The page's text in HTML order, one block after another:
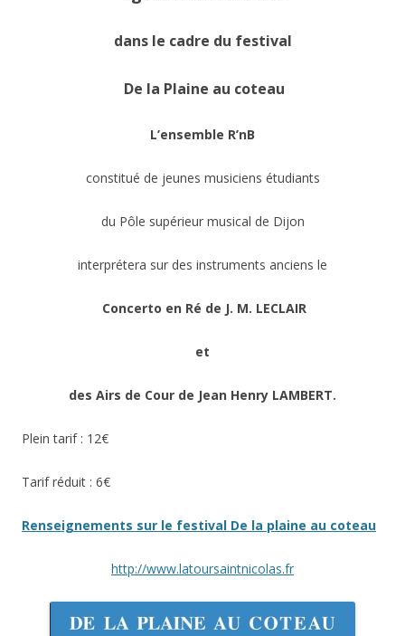
dans le cadre du festival
De la Plaine au coteau
L’ensemble R’nB
constitué de jeunes musiciens étudiants
du Pôle supérieur musical de Dijon
interprétera sur des instruments anciens le
Concerto en Ré de J. M. LECLAIR
et
des Airs de Cour de Jean Henry LAMBERT.
Plein tarif : 12€
Tarif réduit : 6€
Renseignements sur le festival De la plaine au coteau
http://www.latoursaintnicolas.fr